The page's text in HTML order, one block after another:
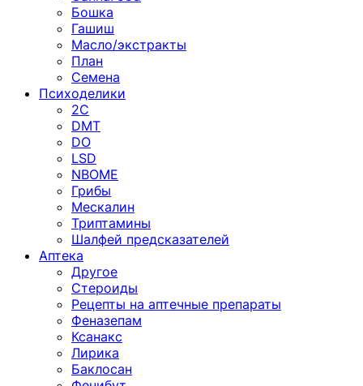
Бошка
Гашиш
Масло/экстракты
План
Семена
Психоделики
2C
DMT
DO
LSD
NBOME
Грибы
Мескалин
Триптамины
Шалфей предсказателей
Аптека
Другое
Стероиды
Рецепты на аптечные препараты
Феназепам
Ксанакс
Лирика
Баклосан